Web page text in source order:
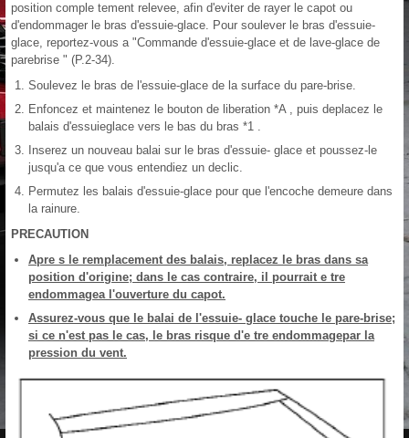
position comple tement relevee, afin d'eviter de rayer le capot ou
d'endommager le bras d'essuie-glace. Pour soulever le bras d'essuie-
glace, reportez-vous a "Commande d'essuie-glace et de lave-glace de
parebrise " (P.2-34).
Soulevez le bras de l'essuie-glace de la surface du pare-brise.
Enfoncez et maintenez le bouton de liberation *A , puis deplacez le
balais d'essuieglace vers le bas du bras *1 .
Inserez un nouveau balai sur le bras d'essuie- glace et poussez-le
jusqu'a ce que vous entendiez un declic.
Permutez les balais d'essuie-glace pour que l'encoche demeure dans
la rainure.
PRECAUTION
Apre s le remplacement des balais, replacez le bras dans sa
position d'origine; dans le cas contraire, il pourrait e tre
endommagea l'ouverture du capot.
Assurez-vous que le balai de l'essuie- glace touche le pare-brise;
si ce n'est pas le cas, le bras risque d'e tre endommagepar la
pression du vent.